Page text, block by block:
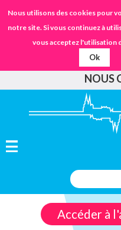
Nous utilisons des cookies pour
notre site. Si vous continuez à
vous acceptez l'utilisation
Ok
URGENCES
IFSANTÉ
NOUS
Accéder à